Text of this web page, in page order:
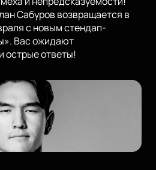
Сабуров возвращается в
с новым стендап-
Вас ожидают
острые ответы!